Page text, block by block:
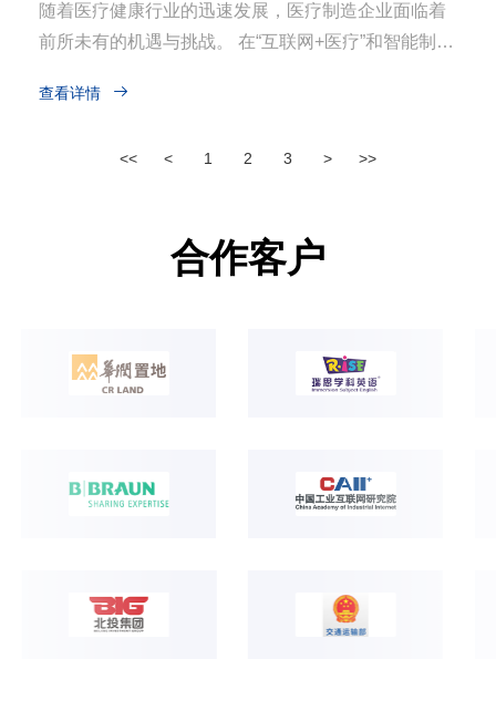
随着医疗健康行业的迅速发展，医疗制造企业面临着
前所未有的机遇与挑战。 在“互联网+医疗”和智能制造
率、保障产品品质和强化信息安全。然而，原有的IT
资源分配不灵活等问题，成为制约企业进一步发展的
查看详情 
<< < 1 2 3 > >>
合作客户